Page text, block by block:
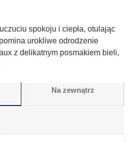
spokoju i ciepła, otulając
urokliwe odrodzenie
z delikatnym posmakiem bieli,
Na zewnątrz